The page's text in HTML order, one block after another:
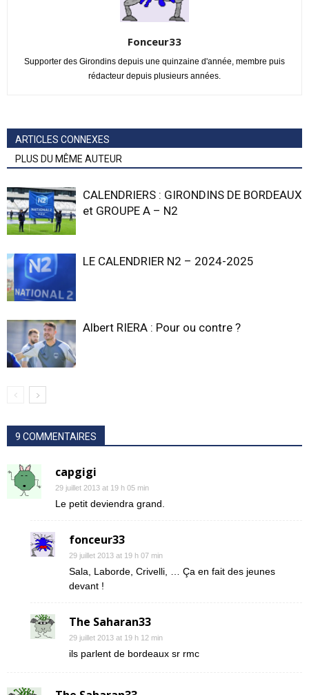
Fonceur33
Supporter des Girondins depuis une quinzaine d'année, membre puis
rédacteur depuis plusieurs années.
ARTICLES CONNEXES
PLUS DU MÊME AUTEUR
CALENDRIERS : GIRONDINS DE BORDEAUX
et GROUPE A – N2
LE CALENDRIER N2 – 2024-2025
Albert RIERA : Pour ou contre ?
9 COMMENTAIRES
capgigi
29 juillet 2013 at 19 h 05 min
Le petit deviendra grand.
fonceur33
29 juillet 2013 at 19 h 07 min
Sala, Laborde, Crivelli, … Ça en fait des jeunes
devant !
The Saharan33
29 juillet 2013 at 19 h 12 min
ils parlent de bordeaux sr rmc